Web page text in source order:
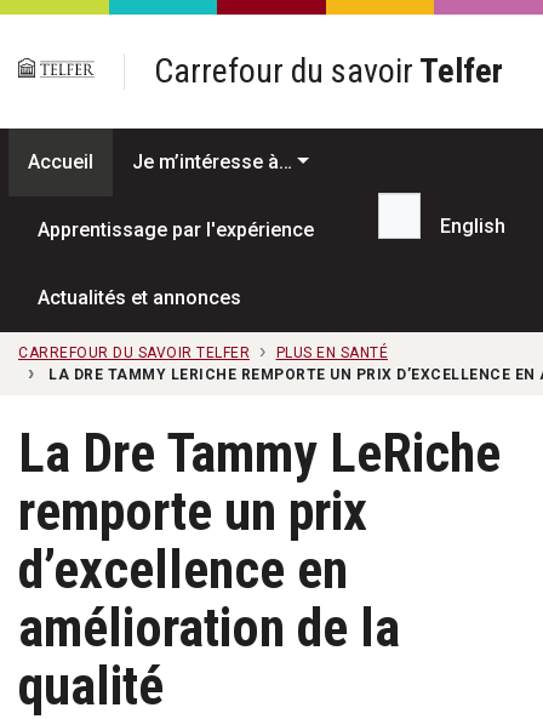
Passer au contenu principal
Carrefour du savoir Telfer
Accueil Je m’intéresse à…
Apprentissage par l'expérience
Actualités et annonces
Recherche...
English
CARREFOUR DU SAVOIR TELFER
PLUS EN SANTÉ
LA DRE TAMMY LERICHE REMPORTE UN PRIX D’EXCELLENCE
La Dre Tammy LeRiche
remporte un prix
d’excellence en
amélioration de la
qualité